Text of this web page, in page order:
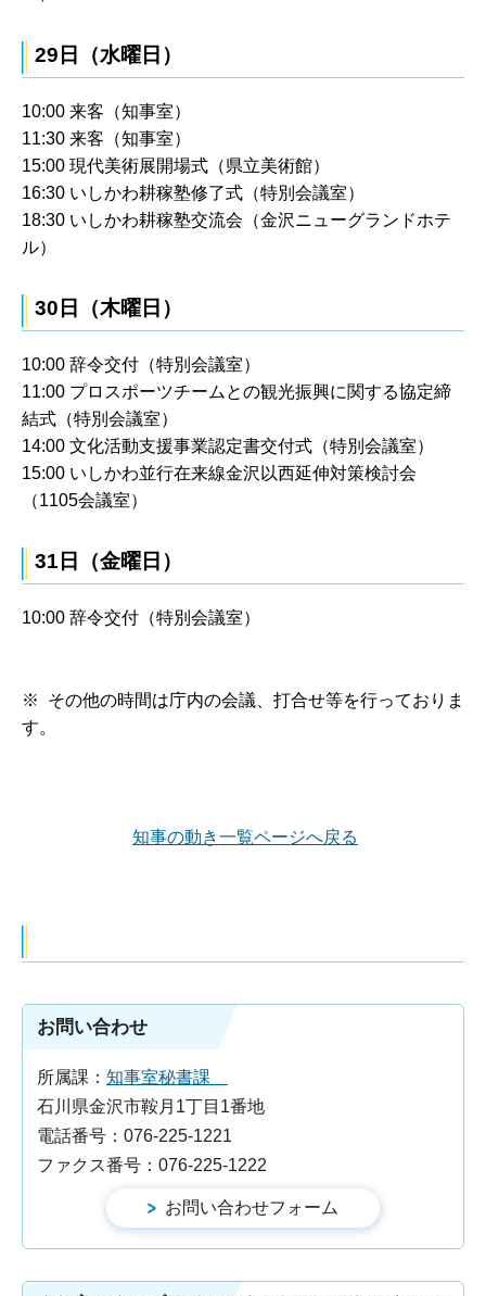
29日（水曜日）
10:00 来客（知事室）
11:30 来客（知事室）
15:00 現代美術展開場式（県立美術館）
16:30 いしかわ耕稼塾修了式（特別会議室）
18:30 いしかわ耕稼塾交流会（金沢ニューグランドホテ
ル）
30日（木曜日）
10:00 辞令交付（特別会議室）
11:00 プロスポーツチームとの観光振興に関する協定締
結式（特別会議室）
14:00 文化活動支援事業認定書交付式（特別会議室）
15:00 いしかわ並行在来線金沢以西延伸対策検討会
（1105会議室）
31日（金曜日）
10:00 辞令交付（特別会議室）
※ その他の時間は庁内の会議、打合せ等を行っておりま
す。
知事の動き一覧ページへ戻る
お問い合わせ
所属課： 知事室秘書課
石川県金沢市鞍月1丁目1番地
電話番号：076-225-1221
ファクス番号：076-225-1222